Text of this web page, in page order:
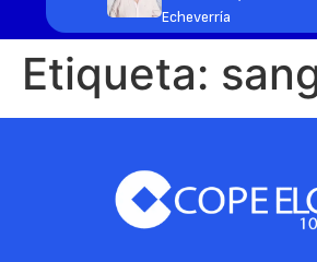
Echeverría
Etiqueta: